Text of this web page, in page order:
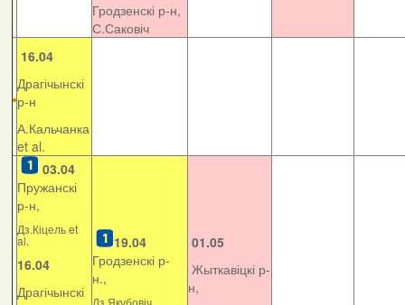
Гродзенскі р-н,
С.Саковіч
16.04
Драгічынскі
р-н
А.Кальчанка
et al.
03.04
Пружанскі
р-н,
Дз.Кіцель et
al.
16.04
Драгічынскі
19.04
Гродзенскі р-
н.,
Дз.Якубовіч
01.05
Жыткавіцкі р-
н,